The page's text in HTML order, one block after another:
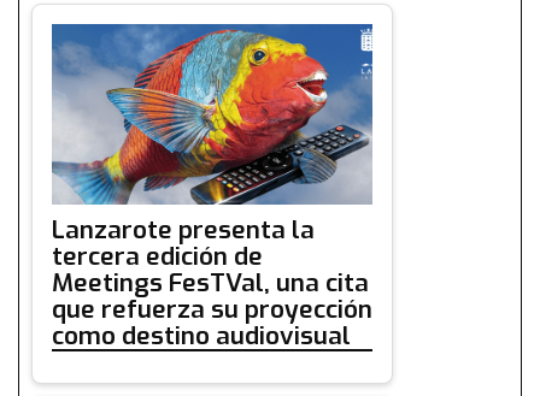
Lanzarote presenta la
tercera edición de
Meetings FesTVal, una cita
que refuerza su proyección
como destino audiovisual